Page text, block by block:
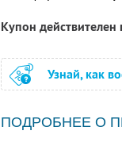
Купон
Узнай, как
ПОДРОБНЕЕ О